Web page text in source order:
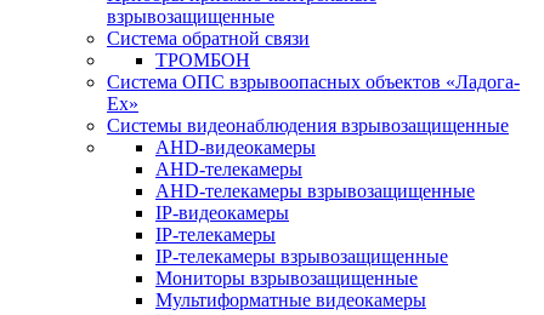
взрывозащищенные
Система обратной связи
ТРОМБОН
Система ОПС взрывоопасных объектов «Ладога-
Ex»
Системы видеонаблюдения взрывозащищенные
AHD-видеокамеры
AHD-телекамеры
AHD-телекамеры взрывозащищенные
IP-видеокамеры
IP-телекамеры
IP-телекамеры взрывозащищенные
Мониторы взрывозащищенные
Мультиформатные видеокамеры